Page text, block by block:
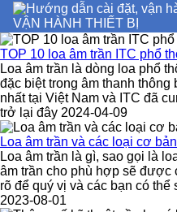
VẬN HÀNH THIẾT BỊ
TOP 10 loa âm trần ITC phổ
Loa âm trần là dòng loa phổ
đặc biệt trong âm thanh thông
nhất tại Việt Nam và ITC đã
trở lại đây 2024-04-09
Loa âm trần và các loại cơ bản
Loa âm trần là gì, sao gọi là
âm trần cho phù hợp sẽ được
rõ để quý vị và các bạn có
2023-08-01